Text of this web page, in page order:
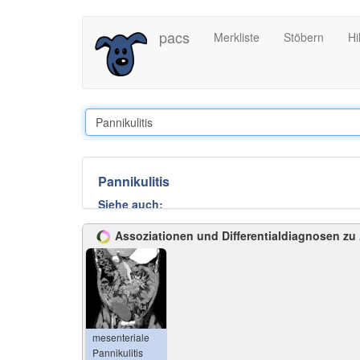
pacs Merkliste Stöbern
Pannikulitis
Siehe auch:
mesenteriale Pannikulitis
subkutane Pannikulitis
und weiter:
Erythema nodosum
Assoziationen und Differentialdiagnosen zu
mesenteriale
Pannikulitis